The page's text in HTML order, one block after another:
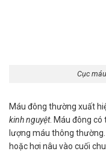
Cục
Máu đông thường xuất
kinh nguyệt. Máu đông có
lượng máu thông
hoặc hơi nâu vào cuối chu